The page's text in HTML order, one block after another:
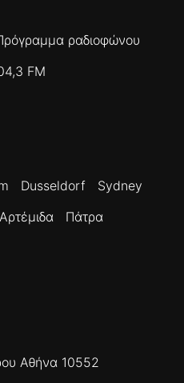
ραδιοφώνου
FM
Dusseldorf
Sydney
Αρτέμιδα
Πάτρα
Αθήνα 10552